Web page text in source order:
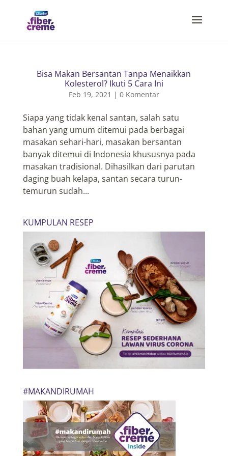
Bisa Makan Bersantan Tanpa Menaikkan
Kolesterol? Ikuti 5 Cara Ini
Feb 19, 2021 | 0 Komentar
Siapa yang tidak kenal santan, salah satu
bahan yang umum ditemui pada berbagai
masakan sehari-hari, masakan bersantan
banyak ditemui di Indonesia khususnya pada
masakan tradisional. Dihasilkan dari parutan
daging buah kelapa, santan secara turun-
temurun sudah...
KUMPULAN RESEP
#MAKANDIRUMAH